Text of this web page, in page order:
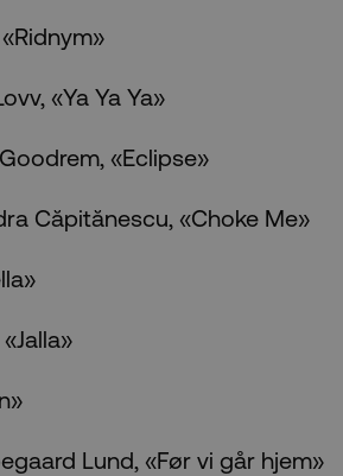
«Ya Ya Ya»
«Eclipse»
Căpitănescu, «Choke Me»
Lund, «Før vi går hjem»